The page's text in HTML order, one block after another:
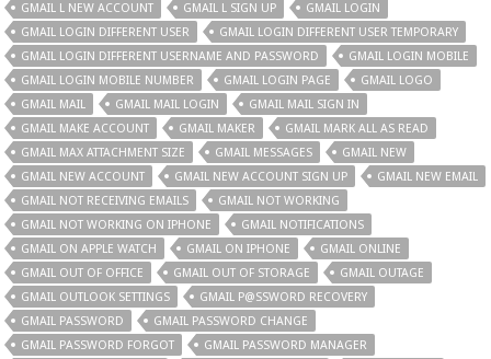
GMAIL L NEW ACCOUNT
GMAIL L SIGN UP
GMAIL LOGIN
GMAIL LOGIN DIFFERENT USER
GMAIL LOGIN DIFFERENT USER TEMPORARY
GMAIL LOGIN DIFFERENT USERNAME AND PASSWORD
GMAIL LOGIN MOBILE
GMAIL LOGIN MOBILE NUMBER
GMAIL LOGIN PAGE
GMAIL LOGO
GMAIL MAIL
GMAIL MAIL LOGIN
GMAIL MAIL SIGN IN
GMAIL MAKE ACCOUNT
GMAIL MAKER
GMAIL MARK ALL AS READ
GMAIL MAX ATTACHMENT SIZE
GMAIL MESSAGES
GMAIL NEW
GMAIL NEW ACCOUNT
GMAIL NEW ACCOUNT SIGN UP
GMAIL NEW EMAIL
GMAIL NOT RECEIVING EMAILS
GMAIL NOT WORKING
GMAIL NOT WORKING ON IPHONE
GMAIL NOTIFICATIONS
GMAIL ON APPLE WATCH
GMAIL ON IPHONE
GMAIL ONLINE
GMAIL OUT OF OFFICE
GMAIL OUT OF STORAGE
GMAIL OUTAGE
GMAIL OUTLOOK SETTINGS
GMAIL P@SSWORD RECOVERY
GMAIL PASSWORD
GMAIL PASSWORD CHANGE
GMAIL PASSWORD FORGOT
GMAIL PASSWORD MANAGER